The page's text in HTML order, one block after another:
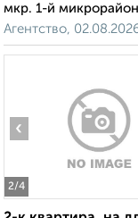
мкр. 1-й
Агентство,
2/4
‹